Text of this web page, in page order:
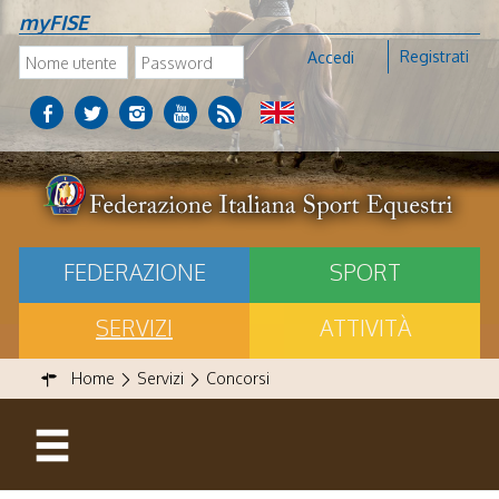
myFISE
Accedi Registrati
FEDERAZIONE
SPORT
SERVIZI
ATTIVITÀ
Home Servizi Concorsi